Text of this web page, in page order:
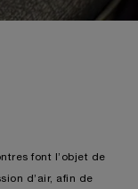
font l’objet de
d’air, afin de